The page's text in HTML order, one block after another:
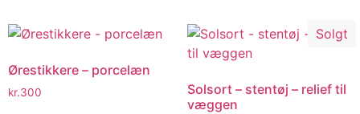
Ørestikkere – porcelæn
kr.300
Solgt
Solsort – stentøj – relief til
væggen